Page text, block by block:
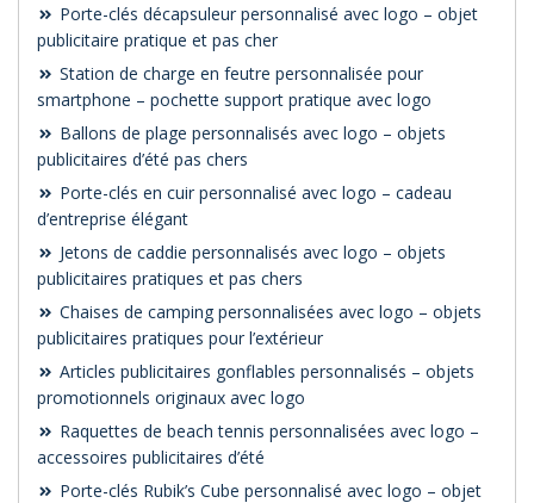
Porte-clés décapsuleur personnalisé avec logo – objet
publicitaire pratique et pas cher
Station de charge en feutre personnalisée pour
smartphone – pochette support pratique avec logo
Ballons de plage personnalisés avec logo – objets
publicitaires d’été pas chers
Porte-clés en cuir personnalisé avec logo – cadeau
d’entreprise élégant
Jetons de caddie personnalisés avec logo – objets
publicitaires pratiques et pas chers
Chaises de camping personnalisées avec logo – objets
publicitaires pratiques pour l’extérieur
Articles publicitaires gonflables personnalisés – objets
promotionnels originaux avec logo
Raquettes de beach tennis personnalisées avec logo –
accessoires publicitaires d’été
Porte-clés Rubik’s Cube personnalisé avec logo – objet